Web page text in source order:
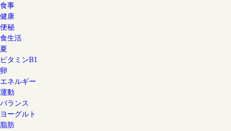
食事
健康
便秘
食生活
夏
ビタミンB1
卵
エネルギー
運動
バランス
ヨーグルト
脂肪